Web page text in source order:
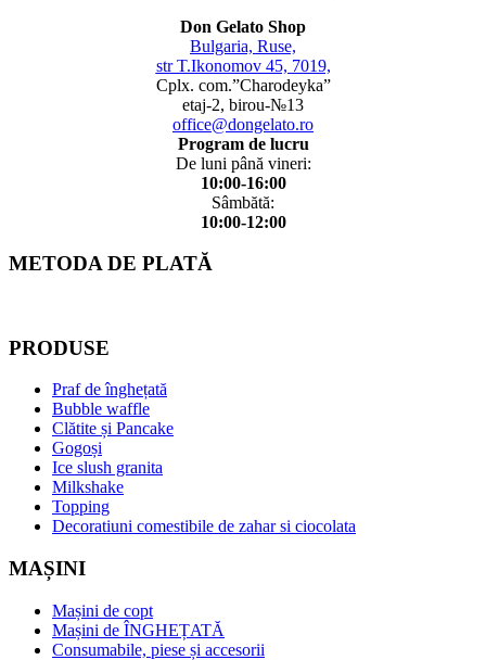
Don Gelato Shop
Bulgaria, Ruse,
str T.Ikonomov 45, 7019,
Cplx. com.”Charodeyka”
etaj-2, birou-№13
office@dongelato.ro
Program de lucru
De luni până vineri:
10:00-16:00
Sâmbătă:
10:00-12:00
METODA DE PLATĂ
PRODUSE
Praf de înghețată
Bubble waffle
Clătite și Pancake
Gogoși
Ice slush granita
Milkshake
Topping
Decoratiuni comestibile de zahar si ciocolata
MAȘINI
Mașini de copt
Mașini de ÎNGHEȚATĂ
Consumabile, piese și accesorii